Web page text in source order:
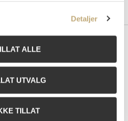
Detaljer
ALLE
UTVALG
TILLAT
AS